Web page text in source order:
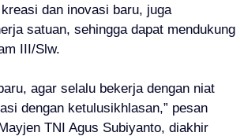
dan inovasi baru, juga
satuan, sehingga dapat mendukung
III/Slw.
agar selalu bekerja dengan niat
dengan ketulusikhlasan,” pesan
TNI Agus Subiyanto, diakhir